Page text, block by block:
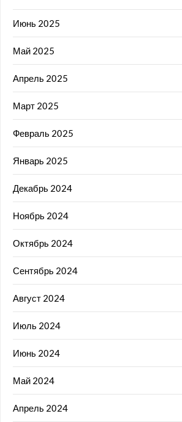
Июнь 2025
Май 2025
Апрель 2025
Март 2025
Февраль 2025
Январь 2025
Декабрь 2024
Ноябрь 2024
Октябрь 2024
Сентябрь 2024
Август 2024
Июль 2024
Июнь 2024
Май 2024
Апрель 2024